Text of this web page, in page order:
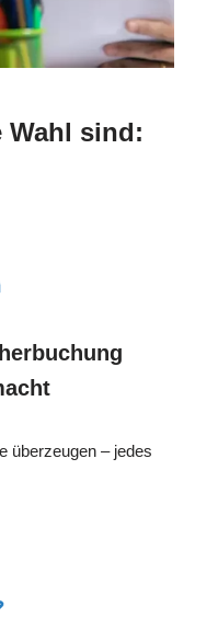
Wahl sind:
überzeugen – jedes